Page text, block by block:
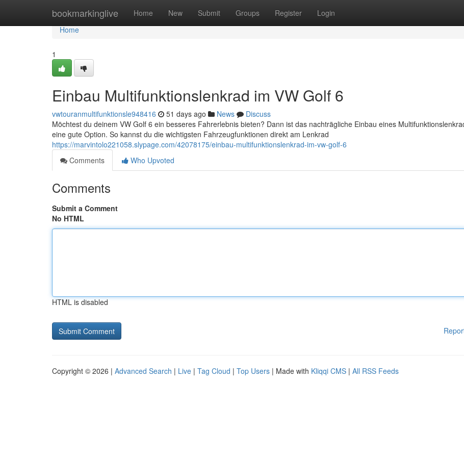
bookmarkinglive Home New Submit Groups Register Login
Home
Home
1
Einbau Multifunktionslenkrad im VW Golf 6
vwtouranmultifunktionsle948416 51 days ago News
Discuss
Möchtest du deinem VW Golf 6 ein besseres Fahrerlebnis bieten? Dann ist das nachträgliche Einbau eines
eine gute Option. So kannst du die wichtigsten Fahrzeugfunktionen direkt am Lenkrad
https://marvintolo221058.slypage.com/42078175/einbau-multifunktionslenkrad-im-vw-golf-6
Comments
Who Upvoted
Comments
Submit a Comment
No HTML
HTML is disabled
Copyright © 2026 | Advanced Search | Live | Tag Cloud | Top Users | Made with Kliqqi CMS | All RSS Feeds